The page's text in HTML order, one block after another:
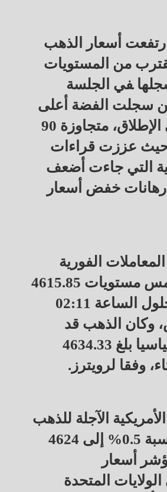
أسعار الذهب
من المستويات
‍في الجلسة
سجلت الفضة أعلى
مستوى لها على الإطلاق، متجاوزة 90
حيث عززت قراءات
التي جاءت أضعف
خفض أسعار
الفورية
نسبة 0.6% ليلامس مستويات 4615.85
دولار للأونصة بحلول الساعة 02:11
وكان الذهب قد
⁠سجل مستوى قياسيا بلغ 4634.33
وفقا لرويترز.
الآجلة للذهب
تسليم فبراير بنسبة 0.5% إلى 4624
أسعار
المتحدة